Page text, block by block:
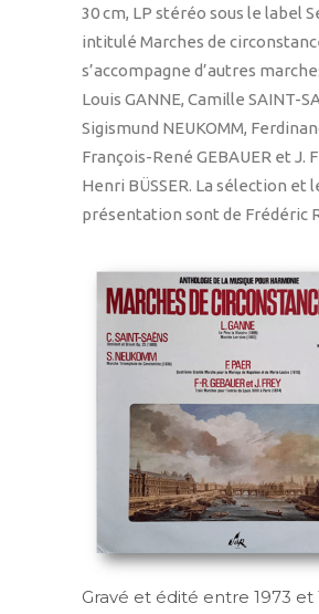
30 cm, LP stéréo sous le label
intitulé Marches de
s’accompagne d’autres
Louis GANNE, Camille SAINT-
Sigismund NEUKOMM,
François-René GEBAUER et J.
Henri BÜSSER. La sélection et
présentation sont de Frédéric
Gravé et édité entre 1973 et